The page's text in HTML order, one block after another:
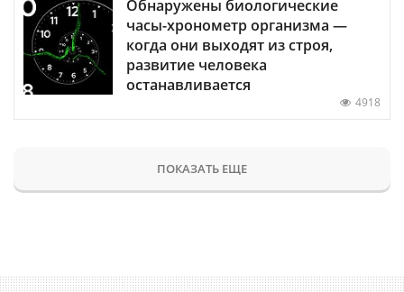
Обнаружены биологические
часы-хронометр организма —
когда они выходят из строя,
развитие человека
останавливается
4918
ПОКАЗАТЬ ЕЩЕ